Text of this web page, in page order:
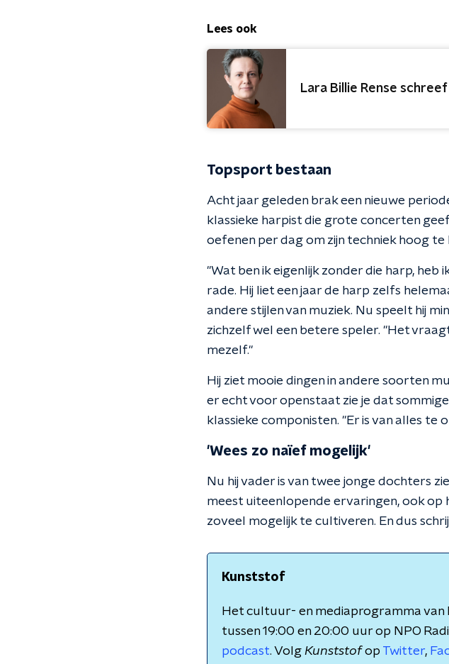
Lees ook
Lara Billie Rense
Topsport bestaan
Acht jaar geleden brak een nieuwe
klassieke harpist die grote concerten
oefenen per dag om zijn techniek hoog
"Wat ben ik eigenlijk zonder die harp, heb
rade. Hij liet een jaar de harp zelfs
andere stijlen van muziek. Nu speelt hij
zichzelf wel een betere speler. "Het
mezelf."
Hij ziet mooie dingen in andere soorten
er echt voor openstaat zie je dat
klassieke componisten. "Er is van alles te
'Wees zo naïef mogelijk'
Nu hij vader is van twee jonge dochters
meest uiteenlopende ervaringen, ook op
zoveel mogelijk te cultiveren. En dus
Kunststof
Het cultuur- en mediaprogramma
tussen 19:00 en 20:00 uur op NPO
podcast. Volg Kunststofop Twitter,